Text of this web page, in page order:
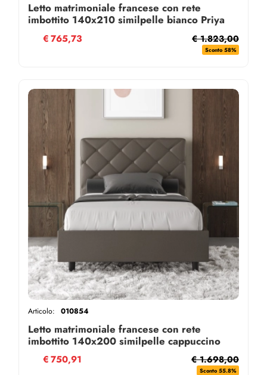
Letto matrimoniale francese con rete
imbottito 140x210 similpelle bianco Priya
€ 1.823,00
Sconto 58%
€765,73
Letto matrimoniale francese con rete
imbottito 140x200 similpelle cappuccino
Priya
Articolo: 010854
€ 1.698,00
Sconto 55.8%
€750,91